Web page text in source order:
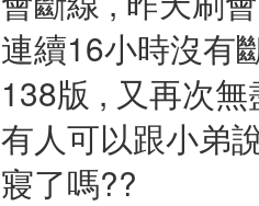
連續16小時沒有
138版 , 又再次
有人可以跟小弟
寢了嗎??